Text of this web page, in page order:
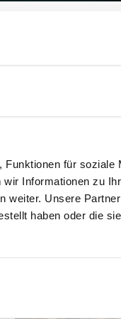
für soziale
Informationen zu
weiter. Unsere
haben oder die